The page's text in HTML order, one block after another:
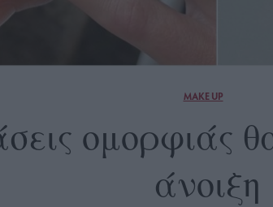
MAKE UP
ομορφιάς
άνοιξη